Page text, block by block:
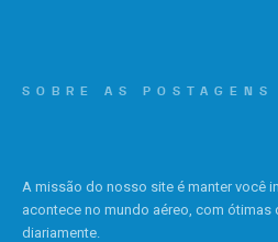
SOBRE AS POSTAGENS
A missão do nosso site é manter você
acontece no mundo aéreo, com ótimas
diariamente.